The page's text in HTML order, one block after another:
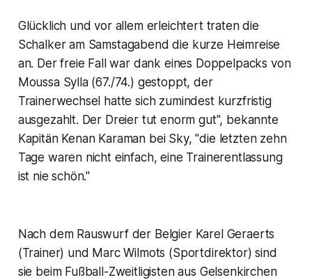
Glücklich und vor allem erleichtert traten die
Schalker am Samstagabend die kurze Heimreise
an. Der freie Fall war dank eines Doppelpacks von
Moussa Sylla (67./74.) gestoppt, der
Trainerwechsel hatte sich zumindest kurzfristig
ausgezahlt. Der Dreier tut enorm gut", bekannte
Kapitän Kenan Karaman bei Sky, "die letzten zehn
Tage waren nicht einfach, eine Trainerentlassung
ist nie schön."
Nach dem Rauswurf der Belgier Karel Geraerts
(Trainer) und Marc Wilmots (Sportdirektor) sind
sie beim Fußball-Zweitligisten aus Gelsenkirchen